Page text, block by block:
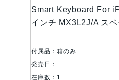
Smart Keyboard For
インチ MX3L2J/A スペ
付属品：箱のみ
発売日：
在庫数：1